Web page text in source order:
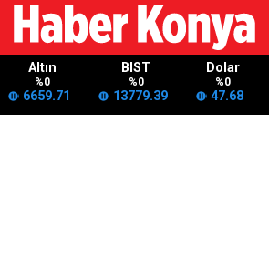
Altın
%0
6659.71
BIST
%0
13779.39
Dolar
%0
47.68